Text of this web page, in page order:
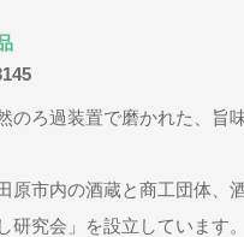
のろ過装置で磨かれた、旨
原市内の酒蔵と商工団体
研究会」を設立しています。